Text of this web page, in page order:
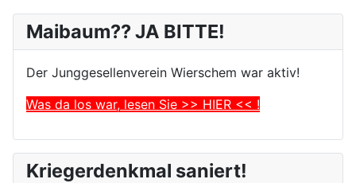
Maibaum?? JA BITTE!
Der Junggesellenverein Wierschem war aktiv!
Was da los war, lesen Sie >> HIER << !
Kriegerdenkmal saniert!